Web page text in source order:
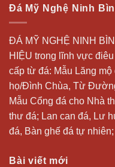
Đá Mỹ Nghệ Ninh
ĐÁ MỸ NGHỆ NINH
HIỆU trong lĩnh vực
cấp từ đá: Mẫu Lăng mộ
họ/Đình Chùa, Từ
Mẫu Cổng đá cho Nhà
thư đá; Lan can đá, Lư
đá, Bàn ghế đá tự
Bài viết mới